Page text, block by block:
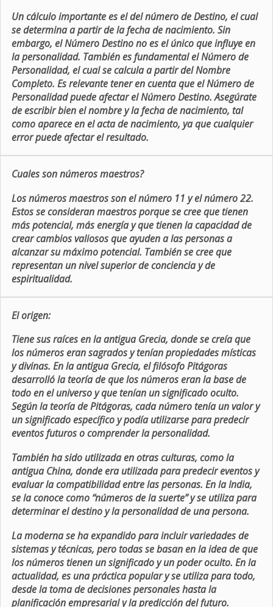
Un cálculo importante es el del número de Destino, el cual
se determina a partir de la fecha de nacimiento. Sin
embargo, el Número Destino no es el único que influye en
la personalidad. También es fundamental el Número de
Personalidad, el cual se calcula a partir del Nombre
Completo. Es relevante tener en cuenta que el Número de
Personalidad puede afectar el Número Destino. Asegúrate
de escribir bien el nombre y la fecha de nacimiento, tal
como aparece en el acta de nacimiento, ya que cualquier
error puede afectar el resultado.
Cuales son números maestros?
Los números maestros son el número 11 y el número 22.
Estos se consideran maestros porque se cree que tienen
más potencial, más energía y que tienen la capacidad de
crear cambios valiosos que ayuden a las personas a
alcanzar su máximo potencial. También se cree que
representan un nivel superior de conciencia y de
espiritualidad.
El origen:
Tiene sus raíces en la antigua Grecia, donde se creía que
los números eran sagrados y tenían propiedades místicas
y divinas. En la antigua Grecia, el filósofo Pitágoras
desarrolló la teoría de que los números eran la base de
todo en el universo y que tenían un significado oculto.
Según la teoría de Pitágoras, cada número tenía un valor y
un significado específico y podía utilizarse para predecir
eventos futuros o comprender la personalidad.
También ha sido utilizada en otras culturas, como la
antigua China, donde era utilizada para predecir eventos y
evaluar la compatibilidad entre las personas. En la India,
se la conoce como “números de la suerte” y se utiliza para
determinar el destino y la personalidad de una persona.
La moderna se ha expandido para incluir variedades de
sistemas y técnicas, pero todas se basan en la idea de que
los números tienen un significado y un poder oculto. En la
actualidad, es una práctica popular y se utiliza para todo,
desde la toma de decisiones personales hasta la
planificación empresarial y la predicción del futuro.